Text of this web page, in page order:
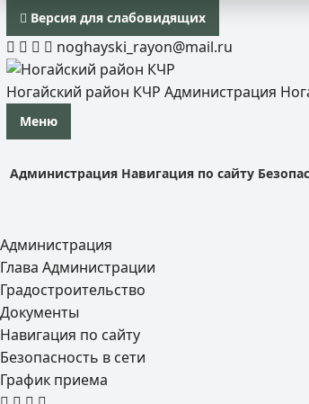
Версия для слабовидящих
noghayski_rayon@mail.ru
Ногайский район КЧР Администрация
Меню
Администрация Навигация по сайту
Администрация
Глава Администрации
Градостроительство
Документы
Навигация по сайту
Безопасность в сети
График приема